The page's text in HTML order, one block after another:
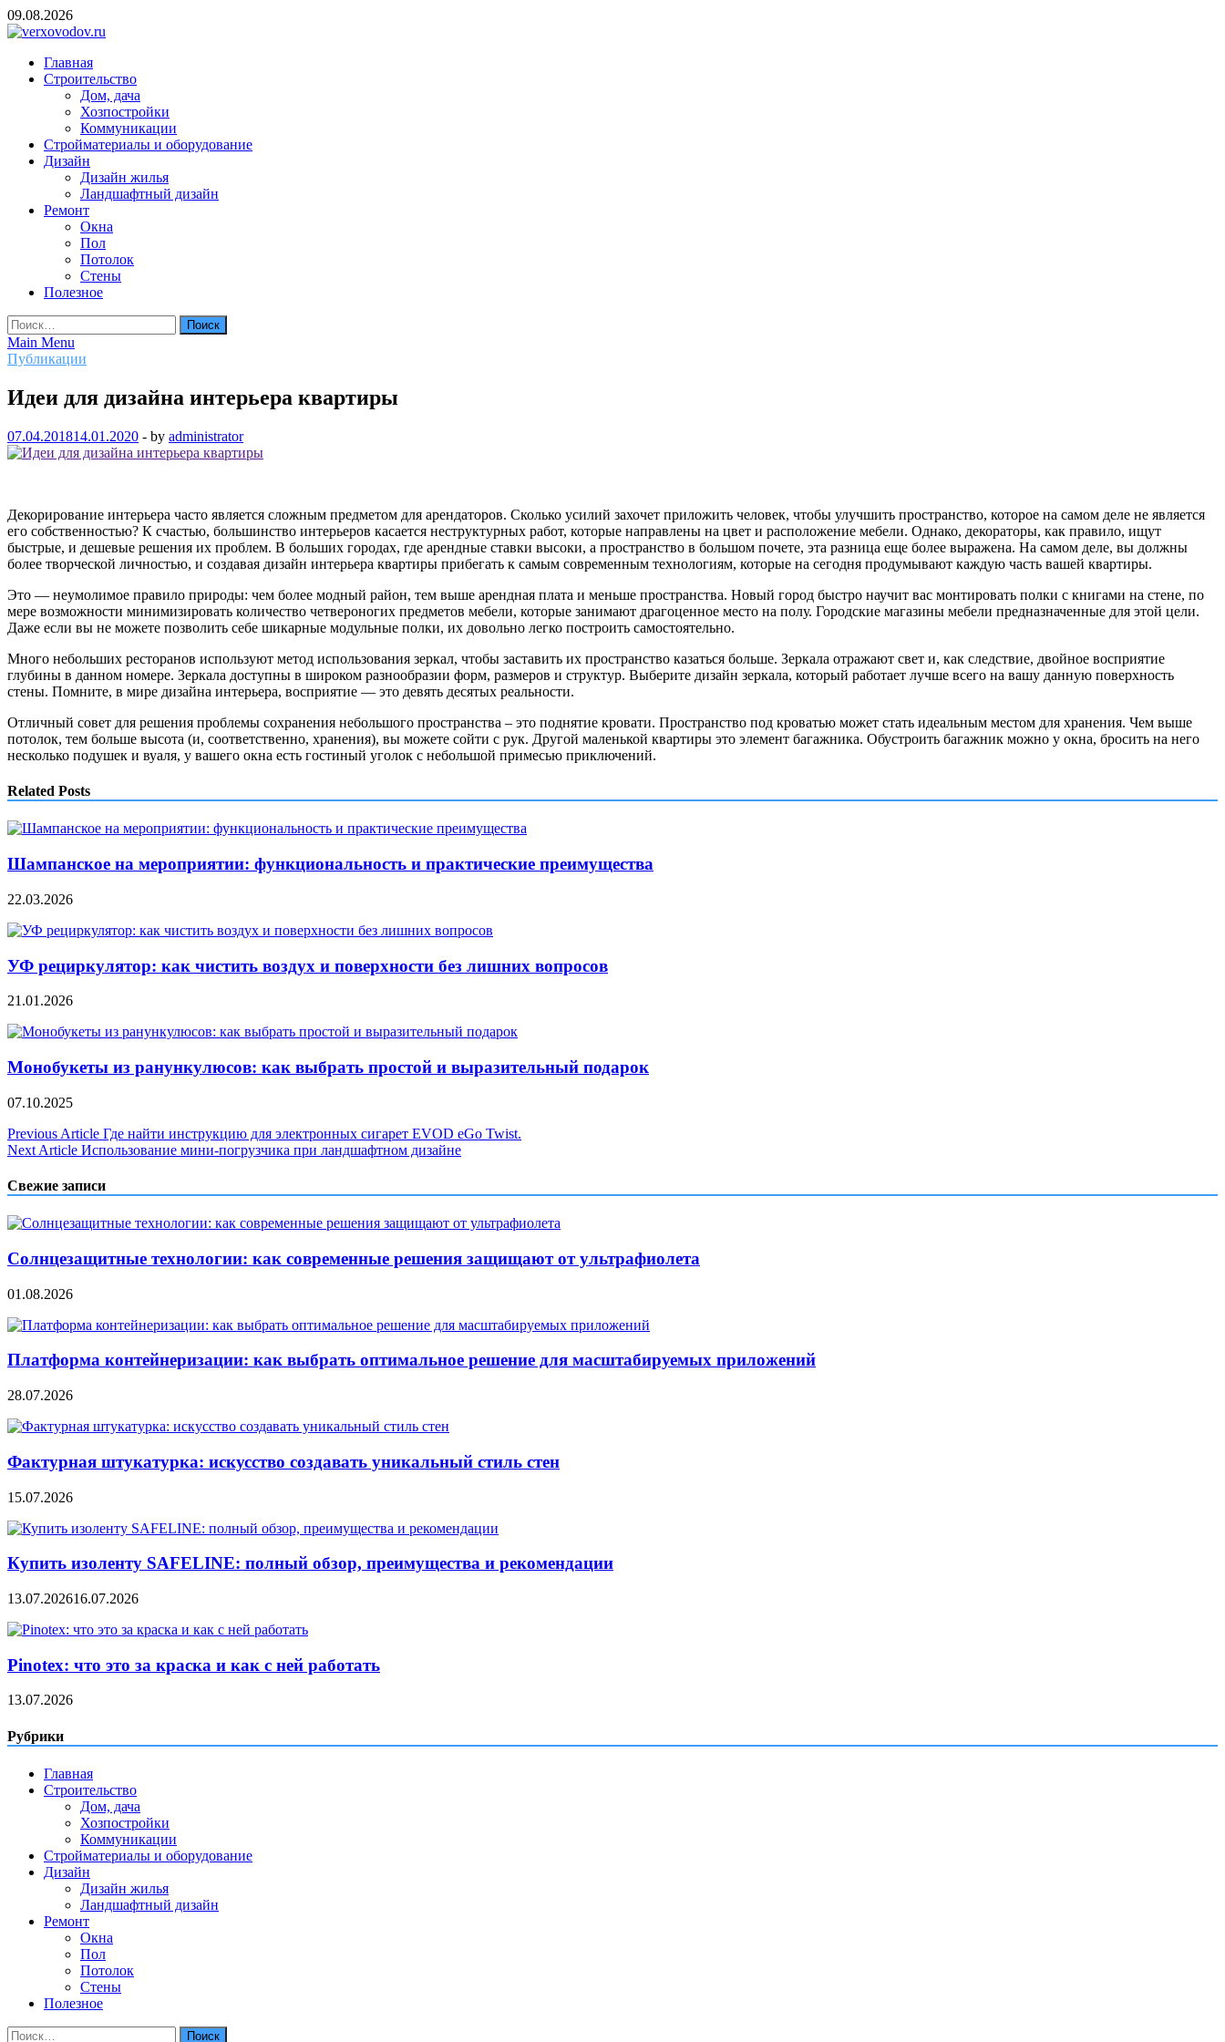
Skip
to
09.08.2026
verxovodov.ru
Ремонт и строительство
Главная
Строительство
Дом, дача
Хозпостройки
Коммуникации
Стройматериалы и оборудование
Дизайн
Дизайн жилья
Ландшафтный дизайн
Ремонт
Окна
Пол
Потолок
Стены
Полезное
Найти:
Main Menu
Публикации
Идеи для дизайна интерьера квартиры
07.04.201814.01.2020 - by administrator
Декорирование интерьера часто является сложным предметом для арендаторов. Сколько усилий захочет приложить человек, чтобы улучшить пространство, которое на самом деле не является
его собственностью? К счастью, большинство интерьеров касается неструктурных работ, которые направлены на цвет и расположение мебели. Однако, декораторы, как правило, ищут
быстрые, и дешевые решения их проблем. В больших городах, где арендные ставки высоки, а пространство в большом почете, эта разница еще более выражена. На самом деле, вы должны
более творческой личностью, и создавая дизайн интерьера квартиры прибегать к самым современным технологиям, которые на сегодня продумывают каждую часть вашей квартиры.
Это — неумолимое правило природы: чем более модный район, тем выше арендная плата и меньше пространства. Новый город быстро научит вас монтировать полки с книгами на стене, по
мере возможности минимизировать количество четвероногих предметов мебели, которые занимают драгоценное место на полу. Городские магазины мебели предназначенные для этой цели.
Даже если вы не можете позволить себе шикарные модульные полки, их довольно легко построить самостоятельно.
Много небольших ресторанов используют метод использования зеркал, чтобы заставить их пространство казаться больше. Зеркала отражают свет и, как следствие, двойное восприятие
глубины в данном номере. Зеркала доступны в широком разнообразии форм, размеров и структур. Выберите дизайн зеркала, который работает лучше всего на вашу данную поверхность
стены. Помните, в мире дизайна интерьера, восприятие — это девять десятых реальности.
Отличный совет для решения проблемы сохранения небольшого пространства – это поднятие кровати. Пространство под кроватью может стать идеальным местом для хранения. Чем выше
потолок, тем больше высота (и, соответственно, хранения), вы можете сойти с рук. Другой маленькой квартиры это элемент багажника. Обустроить багажник можно у окна, бросить на него
несколько подушек и вуаля, у вашего окна есть гостиный уголок с небольшой примесью приключений.
Related Posts
Шампанское на мероприятии: функциональность и практические преимущества
22.03.2026
УФ рециркулятор: как чистить воздух и поверхности без лишних вопросов
21.01.2026
Монобукеты из ранункулюсов: как выбрать простой и выразительный подарок
07.10.2025
Навигация
по
записям
Previous Article Где найти инструкцию для электронных сигарет EVOD еGо Twist.
Next Article Использование мини-погрузчика при ландшафтном дизайне
Свежие записи
Солнцезащитные технологии: как современные решения защищают от ультрафиолета
01.08.2026
Платформа контейнеризации: как выбрать оптимальное решение для масштабируемых приложений
28.07.2026
Фактурная штукатурка: искусство создавать уникальный стиль стен
15.07.2026
Купить изоленту SAFELINE: полный обзор, преимущества и рекомендации
13.07.202616.07.2026
Pinotex: что это за краска и как с ней работать
13.07.2026
Рубрики
Главная
Строительство
Дом, дача
Хозпостройки
Коммуникации
Стройматериалы и оборудование
Дизайн
Дизайн жилья
Ландшафтный дизайн
Ремонт
Окна
Пол
Потолок
Стены
Полезное
Найти: